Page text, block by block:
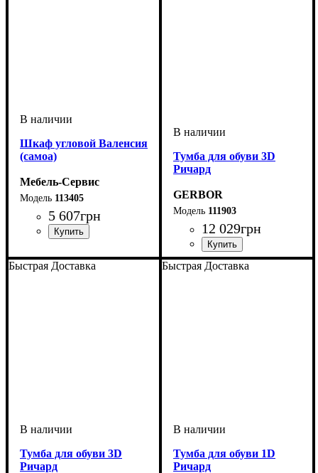
Шкаф угловой Валенсия
(самоа)
Мебель-Сервис
113405
5 607грн
Тумба для обуви 3D
Ричард
GERBOR
111903
12 029грн
Быстрая Доставка
Тумба для обуви 3D
Ричард
Быстрая Доставка
Тумба для обуви 1D
Ричард